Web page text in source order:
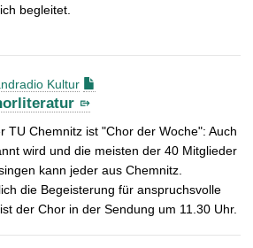
begleitet.
Kultur
TU Chemnitz ist "Chor der Woche": Auch
wird und die meisten der 40 Mitglieder
kann jeder aus Chemnitz.
die Begeisterung für anspruchsvolle
der Chor in der Sendung um 11.30 Uhr.